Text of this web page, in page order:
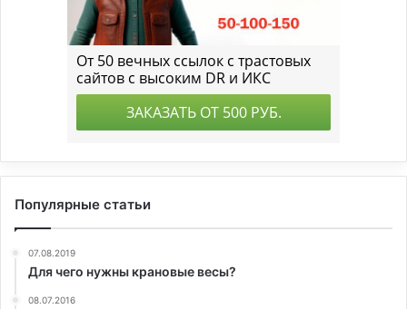
Популярные статьи
07.08.2019
Для чего нужны крановые весы?
08.07.2016